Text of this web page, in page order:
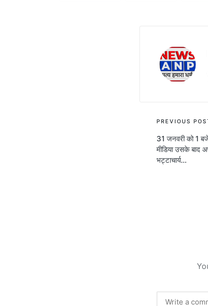
Post
PREVIOUS
31 जनवरी को 1
मीडिया उसके बाद
भट्टाचार्य…